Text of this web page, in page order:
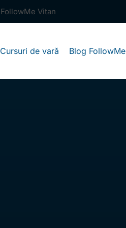
FollowMe Vitan
Cursuri de vară Blog FollowMe